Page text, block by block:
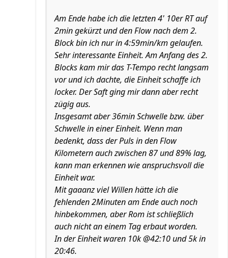
Am Ende habe ich die letzten 4' 10er RT auf
2min gekürzt und den Flow nach dem 2.
Block bin ich nur in 4:59min/km gelaufen.
Sehr interessante Einheit. Am Anfang des 2.
Blocks kam mir das T-Tempo recht langsam
vor und ich dachte, die Einheit schaffe ich
locker. Der Saft ging mir dann aber recht
zügig aus.
Insgesamt aber 36min Schwelle bzw. über
Schwelle in einer Einheit. Wenn man
bedenkt, dass der Puls in den Flow
Kilometern auch zwischen 87 und 89% lag,
kann man erkennen wie anspruchsvoll die
Einheit war.
Mit gaaanz viel Willen hätte ich die
fehlenden 2Minuten am Ende auch noch
hinbekommen, aber Rom ist schließlich
auch nicht an einem Tag erbaut worden.
In der Einheit waren 10k @42:10 und 5k in
20:46.